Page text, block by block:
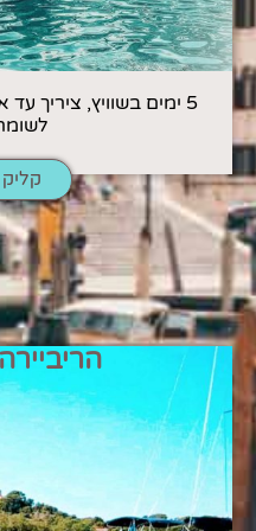
5 ימים בשוויץ, ציריך